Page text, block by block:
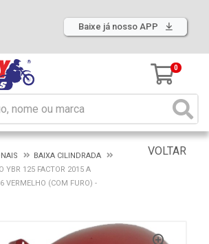
Baixe já nosso APP
0
VOLTAR
BAIXA CILINDRADA
YBR 125 FACTOR 2015 A
VERMELHO (COM FURO) -